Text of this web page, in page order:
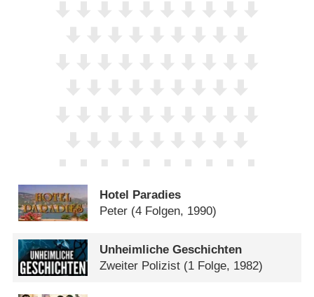
Hotel Paradies
Peter (4 Folgen, 1990)
Unheimliche Geschichten
Zweiter Polizist (1 Folge, 1982)